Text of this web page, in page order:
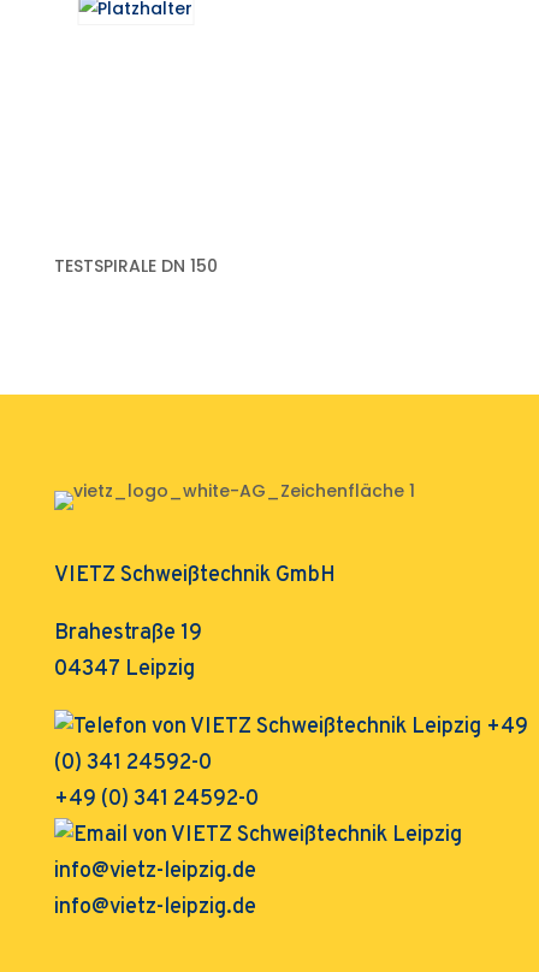
TESTSPIRALE DN 150
VIETZ Schweißtechnik GmbH
Brahestraße 19
04347 Leipzig
+49 (0) 341 24592-0
info@vietz-leipzig.de